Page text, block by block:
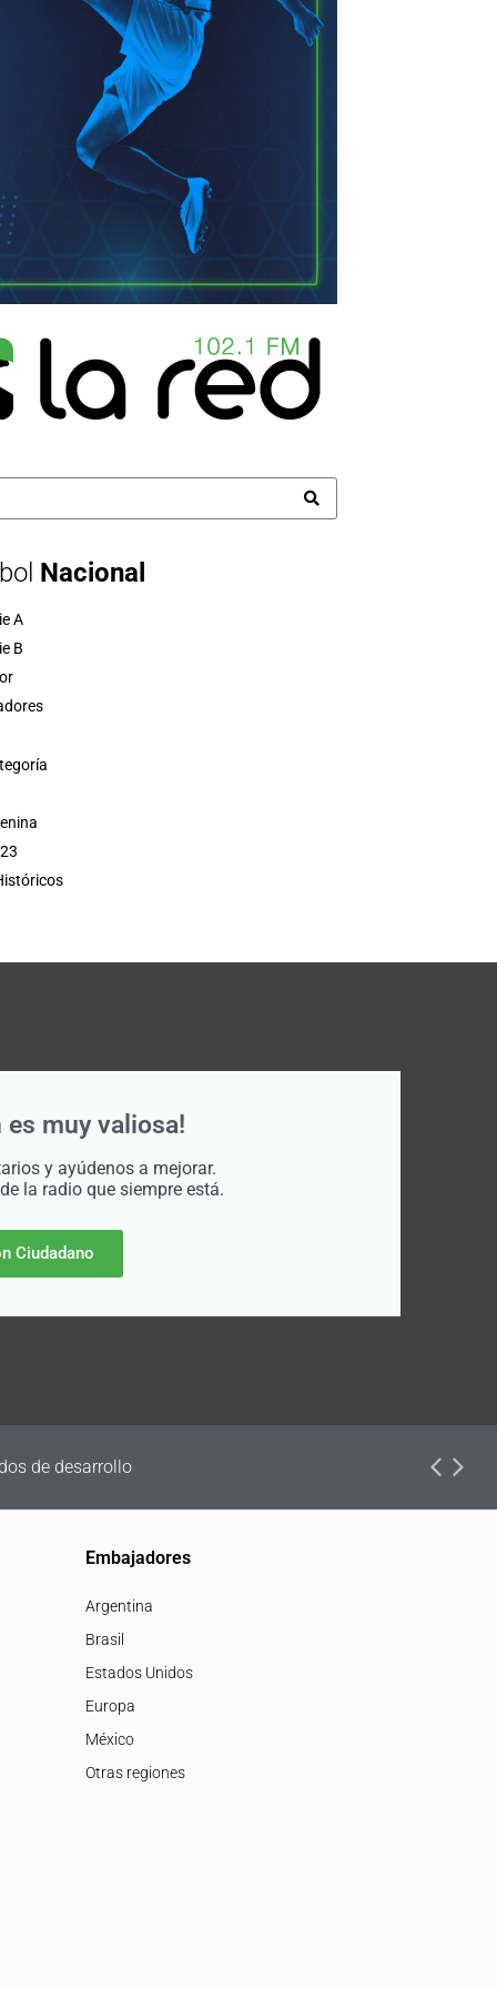
Nacional
A
B
es muy valiosa!
y ayúdenos a mejorar.
la radio que siempre está.
Ciudadano
de desarrollo
Embajadores
Argentina
Brasil
Estados Unidos
Europa
México
Otras regiones